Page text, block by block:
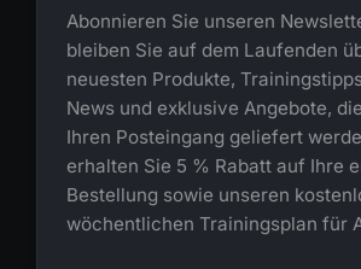
Abonnieren Sie unseren
bleiben Sie auf dem Laufenden
neuesten Produkte,
News und exklusive Angebote,
Ihren Posteingang geliefert
erhalten Sie 5 % Rabatt auf Ihre
Bestellung sowie unseren
wöchentlichen Trainingsplan für